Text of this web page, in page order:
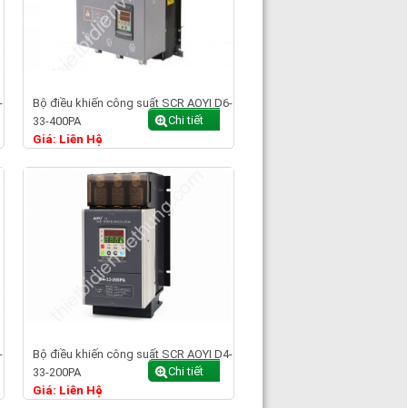
Bộ điều khiến công suất SCR AOYI D6-
33-400PA
Giá: Liên Hệ
Chi tiết
Bộ điều khiến công suất SCR AOYI D4-
33-200PA
Giá: Liên Hệ
Chi tiết